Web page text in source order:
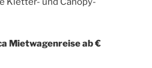
Mietwagenreise ab €